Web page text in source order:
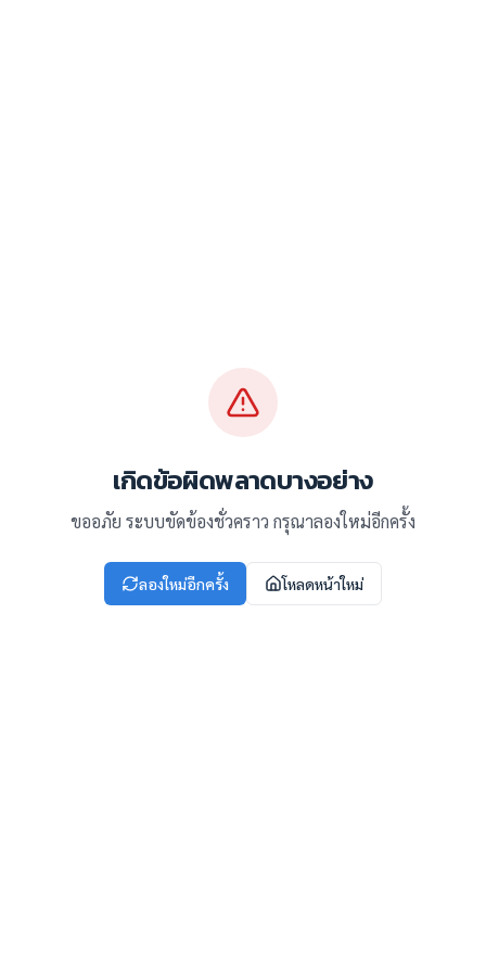
เกิดข้อผิดพลาดบางอย่าง
ขออภัย ระบบขัดข้องชั่วคราว กรุณาลองใหม่อีกครั้ง
ลองใหม่อีกครั้ง โหลดหน้าใหม่